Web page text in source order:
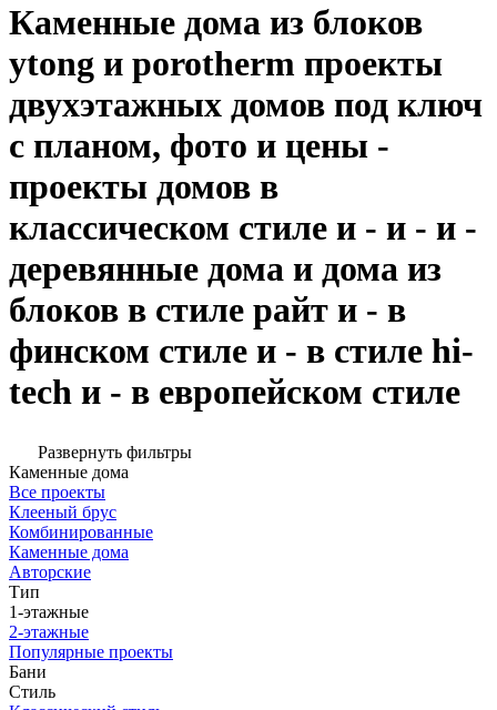
Каменные дома из блоков
ytong и porotherm проекты
двухэтажных домов под ключ
с планом, фото и цены -
проекты домов в
классическом стиле и - и - и -
деревянные дома и дома из
блоков в стиле райт и - в
финском стиле и - в стиле hi-
tech и - в европейском стиле
Развернуть фильтры
Каменные дома
Все проекты
Клееный брус
Комбинированные
Каменные дома
Авторские
Тип
1-этажные
2-этажные
Популярные проекты
Бани
Стиль